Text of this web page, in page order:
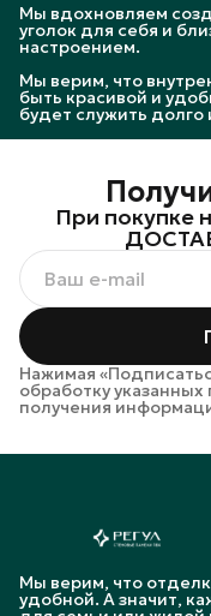
Мы вдохновляем
уголок для себя и
настроением.
Мы верим, что
быть красивой и
будет служить долго
При покупке
Нажимая
обработку
получения
Мы верим, что
удобной. А значит,